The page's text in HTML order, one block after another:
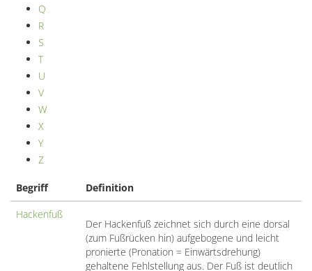
Q
R
S
T
U
V
W
X
Y
Z
Begriff
Definition
Hackenfuß
Der Hackenfuß zeichnet sich durch eine dorsal
(zum Fußrücken hin) aufgebogene und leicht
pronierte (Pronation = Einwärtsdrehung)
gehaltene Fehlstellung aus. Der Fuß ist deutlich